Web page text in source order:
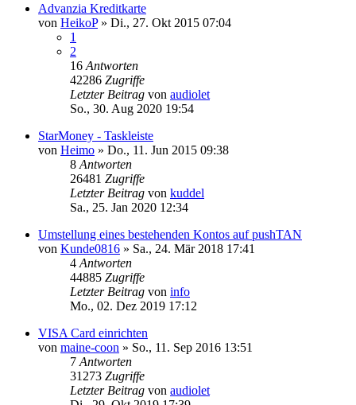
Advanzia Kreditkarte
von HeikoP» Di., 27. Okt 2015 07:04
1
2
16 Antworten
42286 Zugriffe
Letzter Beitrag von audiolet
So., 30. Aug 2020 19:54
StarMoney - Taskleiste
von Heimo » Do., 11. Jun 2015 09:38
8 Antworten
26481 Zugriffe
Letzter Beitrag von kuddel
Sa., 25. Jan 2020 12:34
Umstellung eines bestehenden Kontos auf pushTAN
von Kunde0816 » Sa., 24. Mär 2018 17:41
4 Antworten
44885 Zugriffe
Letzter Beitrag von info
Mo., 02. Dez 2019 17:12
VISA Card einrichten
von maine-coon » So., 11. Sep 2016 13:51
7 Antworten
31273 Zugriffe
Letzter Beitrag von audiolet